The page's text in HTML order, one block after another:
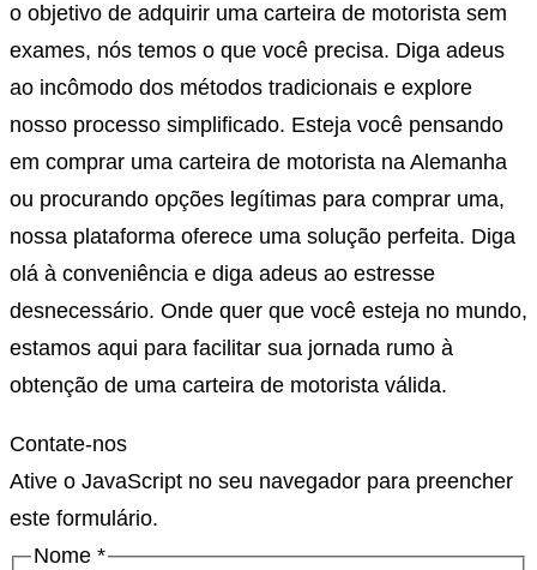
o objetivo de adquirir uma carteira de motorista sem
exames, nós temos o que você precisa. Diga adeus
ao incômodo dos métodos tradicionais e explore
nosso processo simplificado. Esteja você pensando
em comprar uma carteira de motorista na Alemanha
ou procurando opções legítimas para comprar uma,
nossa plataforma oferece uma solução perfeita. Diga
olá à conveniência e diga adeus ao estresse
desnecessário. Onde quer que você esteja no mundo,
estamos aqui para facilitar sua jornada rumo à
obtenção de uma carteira de motorista válida.
Contate-nos
Ative o JavaScript no seu navegador para preencher
este formulário.
Nome *